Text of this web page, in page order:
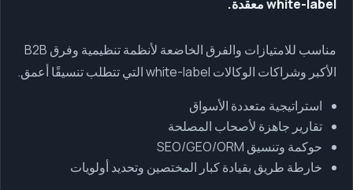
white-label معقدة.
مناسب للامتيازات والفرق الخاضعة لأنظمة تنظيمية وفرق B2B
الأكبر وشراكات الوكالات white-label التي تتطلب تنسيقًا أعمق.
استراتيجية متعددة الأسواق
تقارير جاهزة لأصحاب المصلحة
حوكمة وتنسيق SEO/GEO/ORM
خارطة طريق بقيادة كبار المختصين وتحديد أولويات